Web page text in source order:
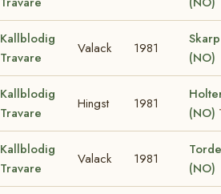
Kallblodig
Travare
Valack 1981
(NO)
Kallblodig
Travare
Hingst 1981
(NO)
Kallblodig
Travare
Valack 1981
(NO)